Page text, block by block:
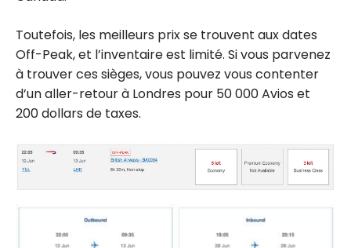
Toutefois, les meilleurs prix se trouvent aux dates
Off-Peak, et l’inventaire est limité. Si vous parvenez
à trouver ces sièges, vous pouvez vous contenter
d’un aller-retour à Londres pour 50 000 Avios et
200 dollars de taxes.